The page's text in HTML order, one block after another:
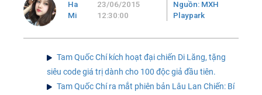
Ha
Mi
23/06/2015
12:30:00
Nguồn: MXH
Playpark
Tam Quốc Chí kích hoạt đại chiến Di Lăng, tặng
siêu code giá trị dành cho 100 độc giả đầu tiên.
Tam Quốc Chí ra mắt phiên bản Lâu Lan Chiến: Bí